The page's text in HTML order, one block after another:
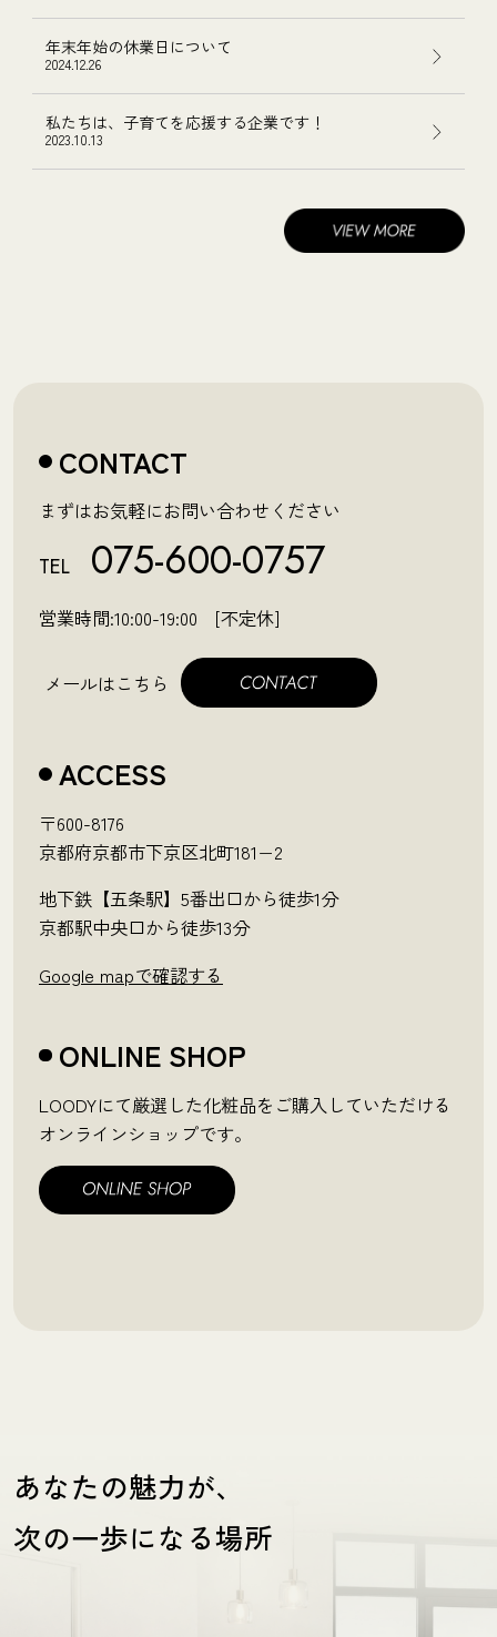
年末年始の休業日について
2024.12.26
私たちは、子育てを応援する企業です！
2023.10.13
CONTACT
まずはお気軽にお問い合わせください
TEL 075-600-0757
営業時間:10:00-19:00 [不定休]
メールはこちら
ACCESS
〒600-8176
京都府京都市下京区北町181−2
地下鉄【五条駅】5番出口から徒歩1分
京都駅中央口から徒歩13分
Google mapで確認する
ONLINE SHOP
LOODYにて厳選した化粧品をご購入していただける
オンラインショップです。
あなたの魅力が、
次の一歩になる場所